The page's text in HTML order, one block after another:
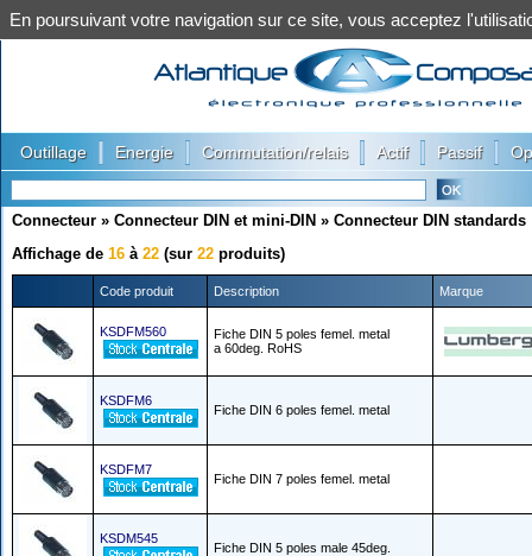
Outillage Energie Commutation/relais Actif Passif
Connecteur » Connecteur DIN et mini-DIN » Connecteur DIN standards
Affichage de 16 à 22 (sur 22 produits)
Code produit Description Marque
KSDFM560
Fiche DIN 5 poles femel. metal
a 60deg. RoHS
KSDFM6
Fiche DIN 6 poles femel. metal
KSDFM7
Fiche DIN 7 poles femel. metal
KSDM545
Fiche DIN 5 poles male 45deg.
En poursuivant votre navigation sur ce site, vous acceptez